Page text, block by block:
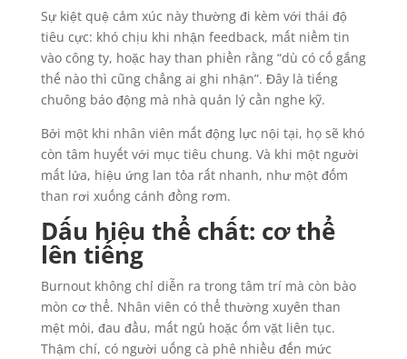
Sự kiệt quệ cảm xúc này thường đi kèm với thái độ
tiêu cực: khó chịu khi nhận feedback, mất niềm tin
vào công ty, hoặc hay than phiền rằng “dù có cố gắng
thế nào thì cũng chẳng ai ghi nhận”. Đây là tiếng
chuông báo động mà nhà quản lý cần nghe kỹ.
Bởi một khi nhân viên mất động lực nội tại, họ sẽ khó
còn tâm huyết với mục tiêu chung. Và khi một người
mất lửa, hiệu ứng lan tỏa rất nhanh, như một đốm
than rơi xuống cánh đồng rơm.
Dấu hiệu thể chất: cơ thể
lên tiếng
Burnout không chỉ diễn ra trong tâm trí mà còn bào
mòn cơ thể. Nhân viên có thể thường xuyên than
mệt mỏi, đau đầu, mất ngủ hoặc ốm vặt liên tục.
Thậm chí, có người uống cà phê nhiều đến mức